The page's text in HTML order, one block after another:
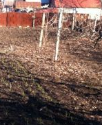
"Агентство